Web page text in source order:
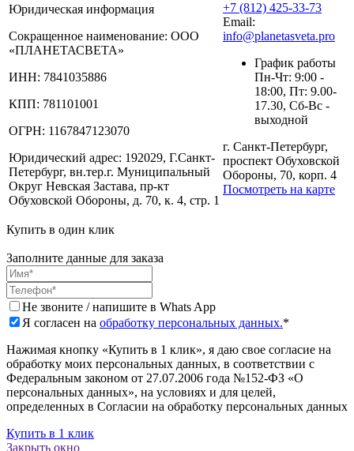
Юридическая информация
Сокращенное наименование: ООО
«ПЛАНЕТАСВЕТА»
ИНН: 7841035886
КПП: 781101001
ОГРН: 1167847123070
Юридический адрес: 192029, Г.Санкт-
Петербург, вн.тер.г. Муниципальный
Округ Невская Застава, пр-кт
Обуховской Обороны, д. 70, к. 4, стр. 1
+7 (812) 425-33-73
Email:
info@planetasveta.pro
График работы
Пн-Чт: 9:00 -
18:00, Пт: 9.00-
17.30, Сб-Вс -
выходной
г. Санкт-Петербург,
проспект Обуховской
Обороны, 70, корп. 4
Посмотреть на карте
Купить в один клик
Заполните данные для заказа
Не звоните / напишите в Whats App
Я согласен на обработку персональных данных.*
Нажимая кнопку «Купить в 1 клик», я даю свое согласие на
обработку моих персональных данных, в соответствии с
Федеральным законом от 27.07.2006 года №152-ФЗ «О
персональных данных», на условиях и для целей,
определенных в Согласии на обработку персональных данных
Купить в 1 клик
Закрыть окно